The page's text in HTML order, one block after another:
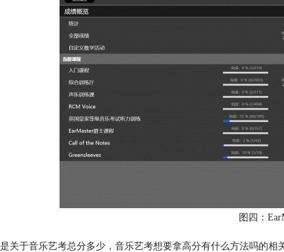
图四：
关于音乐艺考总分多少，音乐艺考想要拿高分有什么方法吗的